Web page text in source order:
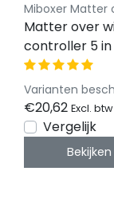
Miboxer Matter
Matter over
controller 5 in
voor Single
Color/Dual
White/RGB/
LED strips 12-
- ML5
Varianten
€20,62 Excl. btw
Vergelijk
Bekijken